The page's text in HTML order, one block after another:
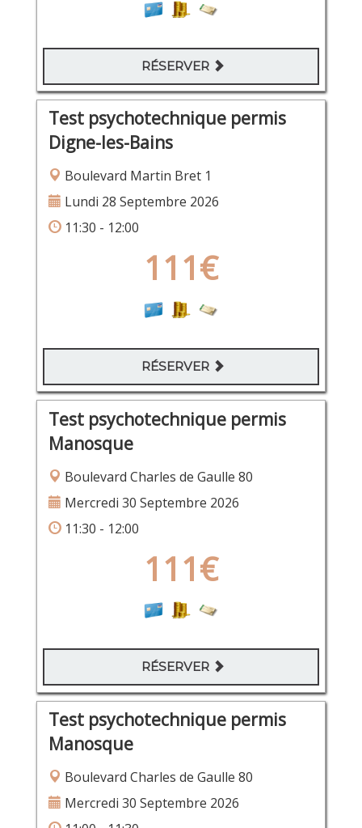
RÉSERVER
Test psychotechnique permis
Digne-les-Bains
Boulevard Martin Bret 1
Lundi 28 Septembre 2026
11:30 - 12:00
111€
RÉSERVER
Test psychotechnique permis
Manosque
Boulevard Charles de Gaulle 80
Mercredi 30 Septembre 2026
11:30 - 12:00
111€
RÉSERVER
Test psychotechnique permis
Manosque
Boulevard Charles de Gaulle 80
Mercredi 30 Septembre 2026